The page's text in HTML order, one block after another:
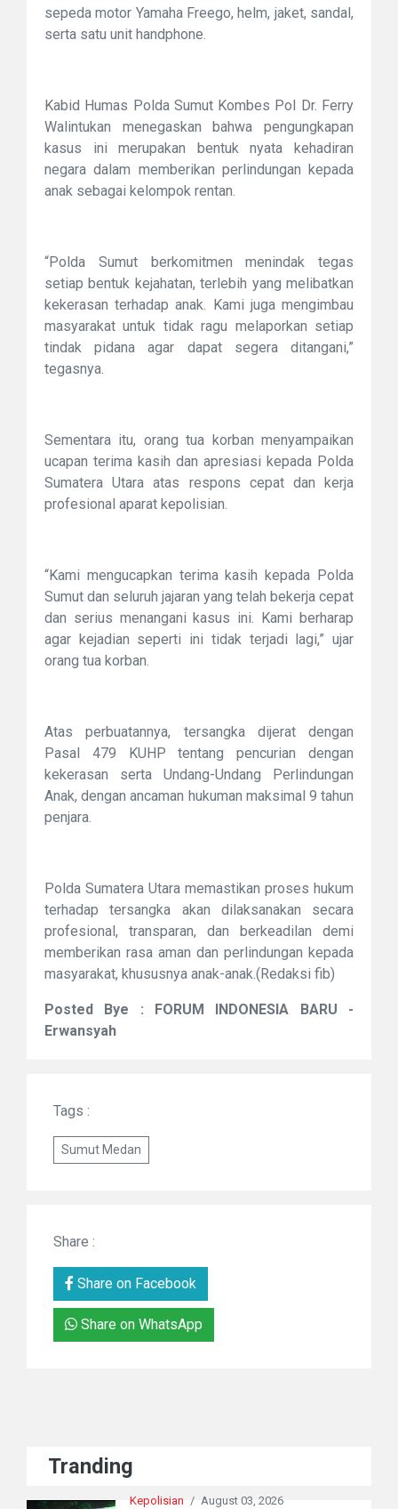
sepeda motor Yamaha Freego, helm, jaket, sandal,
serta satu unit handphone.
Kabid Humas Polda Sumut Kombes Pol Dr. Ferry
Walintukan menegaskan bahwa pengungkapan
kasus ini merupakan bentuk nyata kehadiran
negara dalam memberikan perlindungan kepada
anak sebagai kelompok rentan.
“Polda Sumut berkomitmen menindak tegas
setiap bentuk kejahatan, terlebih yang melibatkan
kekerasan terhadap anak. Kami juga mengimbau
masyarakat untuk tidak ragu melaporkan setiap
tindak pidana agar dapat segera ditangani,”
tegasnya.
Sementara itu, orang tua korban menyampaikan
ucapan terima kasih dan apresiasi kepada Polda
Sumatera Utara atas respons cepat dan kerja
profesional aparat kepolisian.
“Kami mengucapkan terima kasih kepada Polda
Sumut dan seluruh jajaran yang telah bekerja cepat
dan serius menangani kasus ini. Kami berharap
agar kejadian seperti ini tidak terjadi lagi,” ujar
orang tua korban.
Atas perbuatannya, tersangka dijerat dengan
Pasal 479 KUHP tentang pencurian dengan
kekerasan serta Undang-Undang Perlindungan
Anak, dengan ancaman hukuman maksimal 9 tahun
penjara.
Polda Sumatera Utara memastikan proses hukum
terhadap tersangka akan dilaksanakan secara
profesional, transparan, dan berkeadilan demi
memberikan rasa aman dan perlindungan kepada
masyarakat, khususnya anak-anak.(Redaksi fib)
Posted Bye : FORUM INDONESIA BARU -
Erwansyah
Tags :
Sumut Medan
Share :
Share on Facebook
Share on WhatsApp
Tranding
Kepolisian / August 03, 2026